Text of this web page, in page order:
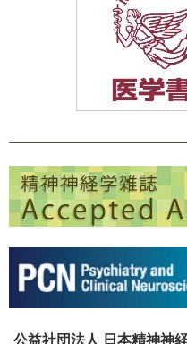
公益社団法人 日本精神神